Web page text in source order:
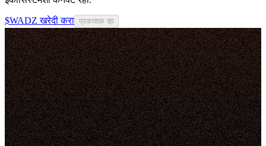
$WADZ खरेदी करा प्रकाशक व्हा